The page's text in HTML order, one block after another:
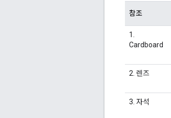
참조
1.
Cardboard
2. 렌즈
3. 자석